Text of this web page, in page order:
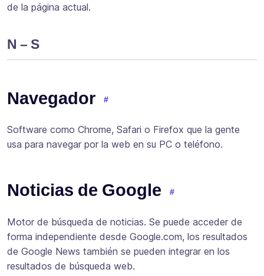
de la página actual.
N – S
Navegador
Software como Chrome, Safari o Firefox que la gente
usa para navegar por la web en su PC o teléfono.
Noticias de Google
Motor de búsqueda de noticias. Se puede acceder de
forma independiente desde Google.com, los resultados
de Google News también se pueden integrar en los
resultados de búsqueda web.